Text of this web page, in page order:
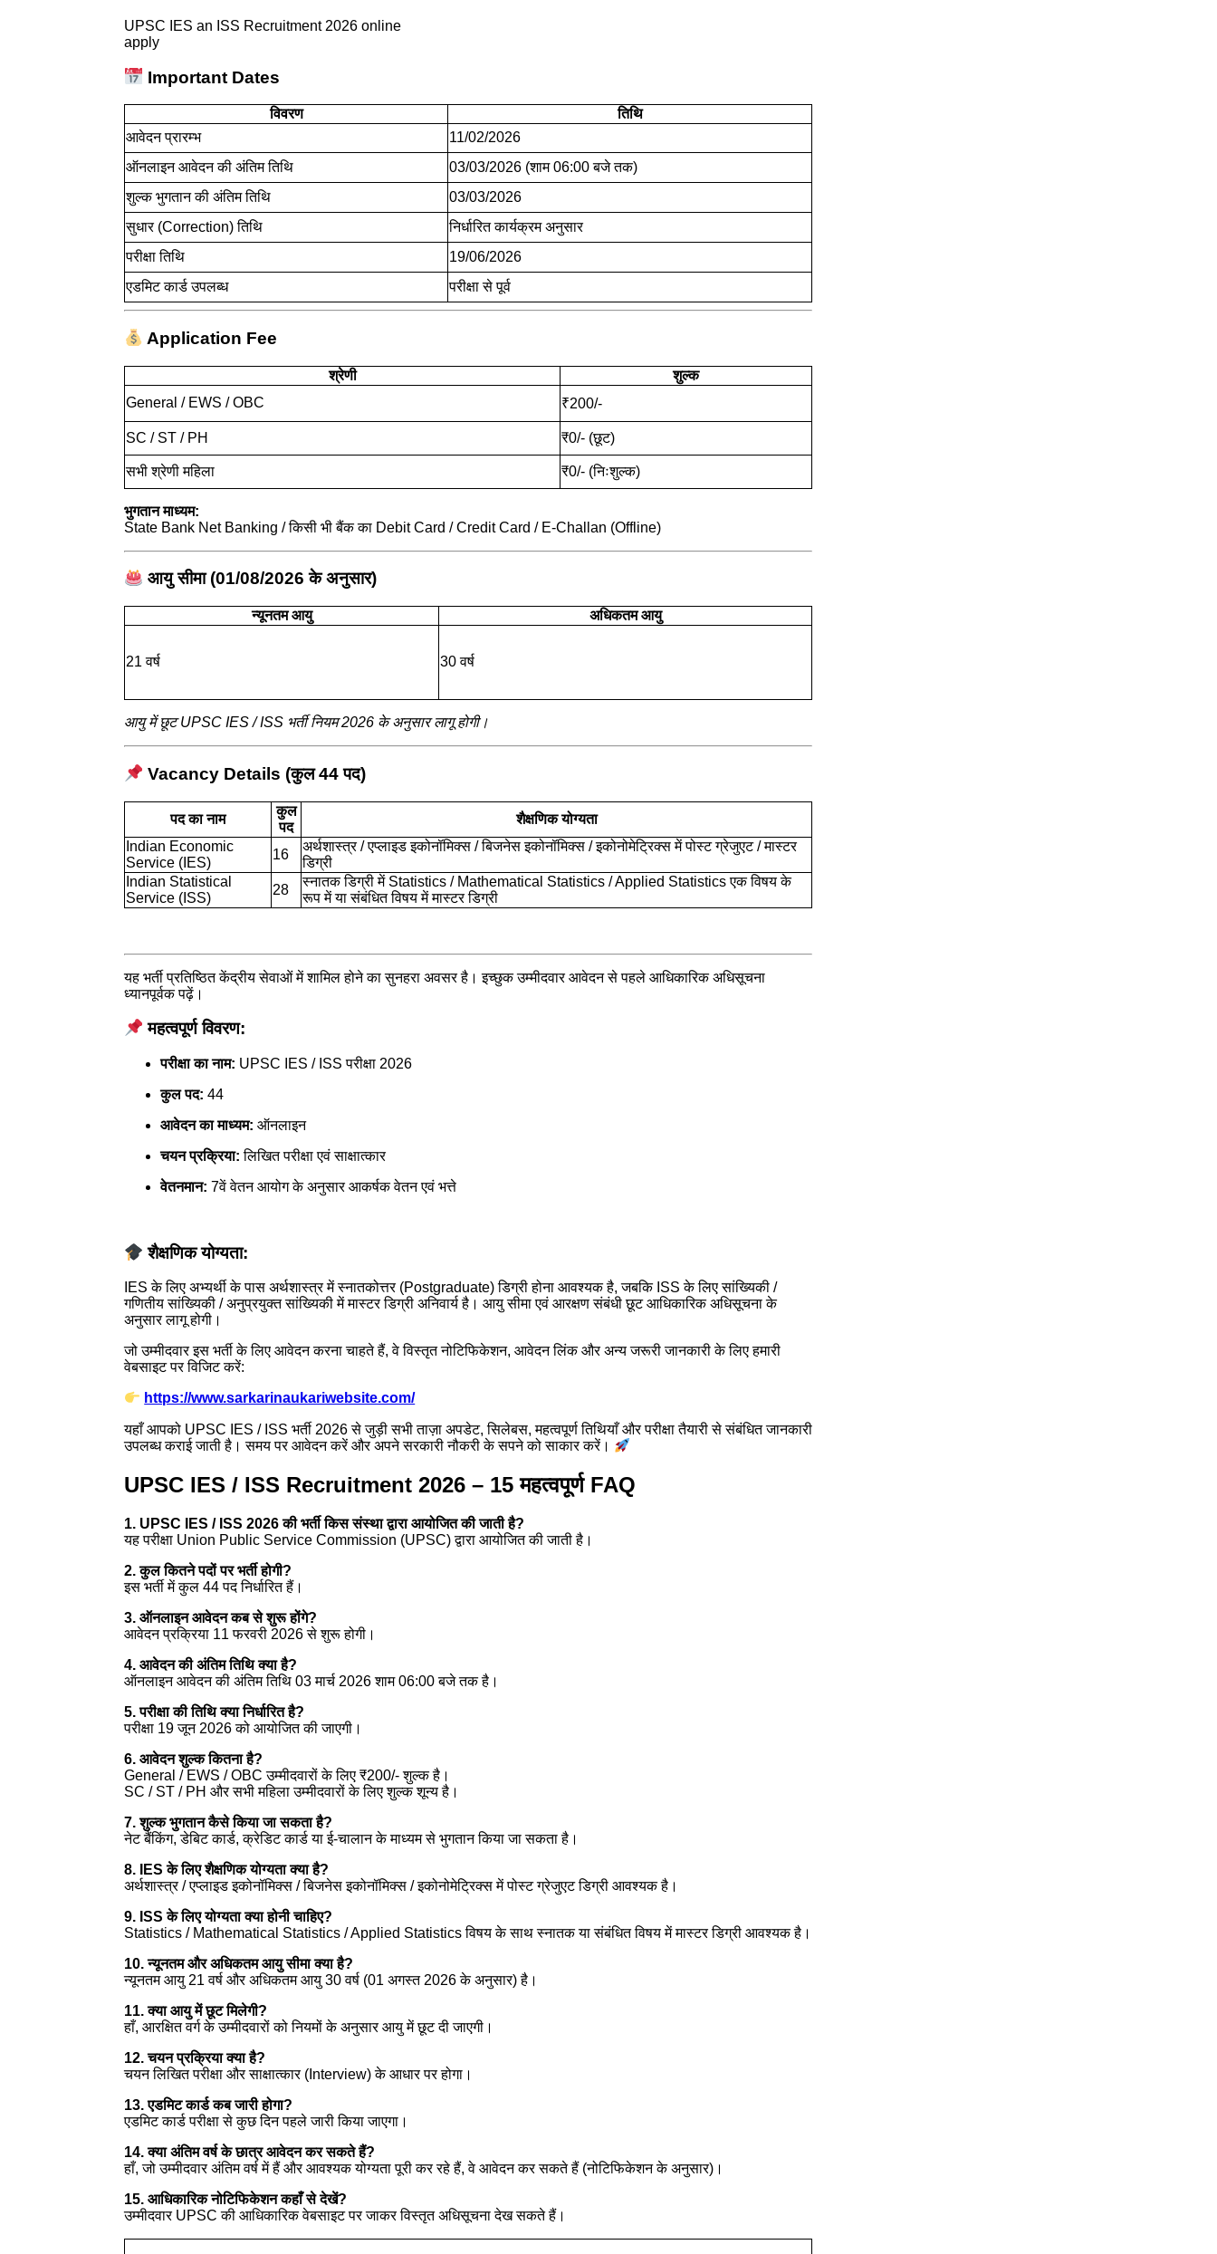
UPSC IES an ISS Recruitment 2026 online
apply
Important Dates
विवरण
तिथि
आवेदन प्रारम्भ
11/02/2026
ऑनलाइन आवेदन की अंतिम तिथि
03/03/2026 (शाम 06:00 बजे तक)
शुल्क भुगतान की अंतिम तिथि
03/03/2026
सुधार (Correction) तिथि
निर्धारित कार्यक्रम अनुसार
परीक्षा तिथि
19/06/2026
एडमिट कार्ड उपलब्ध
परीक्षा से पूर्व
Application Fee
श्रेणी
शुल्क
General / EWS / OBC
₹200/-
SC / ST / PH ₹0/- (छूट)
सभी श्रेणी महिला ₹0/- (निःशुल्क)
भुगतान माध्यम:
State Bank Net Banking / किसी भी बैंक का Debit Card / Credit Card / E-Challan (Offline)
आयु सीमा (01/08/2026 के अनुसार)
न्यूनतम आयु अधिकतम आयु
21 वर्ष 30 वर्ष
आयु में छूट UPSC IES / ISS भर्ती नियम 2026 के अनुसार लागू होगी।
Vacancy Details (कुल 44 पद)
पद का नाम
कुल
पद
शैक्षणिक योग्यता
Indian Economic
Service (IES)
16
अर्थशास्त्र / एप्लाइड इकोनॉमिक्स / बिजनेस इकोनॉमिक्स / इकोनोमेट्रिक्स में पोस्ट ग्रेजुएट / मास्टर
डिग्री
Indian Statistical
Service (ISS)
28
स्नातक डिग्री में Statistics / Mathematical Statistics / Applied Statistics एक विषय के
रूप में या संबंधित विषय में मास्टर डिग्री
यह भर्ती प्रतिष्ठित केंद्रीय सेवाओं में शामिल होने का सुनहरा अवसर है। इच्छुक उम्मीदवार आवेदन से पहले आधिकारिक अधिसूचना
ध्यानपूर्वक पढ़ें।
महत्वपूर्ण विवरण:
परीक्षा का नाम: UPSC IES / ISS परीक्षा 2026
कुल पद: 44
आवेदन का माध्यम: ऑनलाइन
चयन प्रक्रिया: लिखित परीक्षा एवं साक्षात्कार
वेतनमान: 7वें वेतन आयोग के अनुसार आकर्षक वेतन एवं भत्ते
शैक्षणिक योग्यता:
IES के लिए अभ्यर्थी के पास अर्थशास्त्र में स्नातकोत्तर (Postgraduate) डिग्री होना आवश्यक है, जबकि ISS के लिए सांख्यिकी /
गणितीय सांख्यिकी / अनुप्रयुक्त सांख्यिकी में मास्टर डिग्री अनिवार्य है। आयु सीमा एवं आरक्षण संबंधी छूट आधिकारिक अधिसूचना के
अनुसार लागू होगी।
जो उम्मीदवार इस भर्ती के लिए आवेदन करना चाहते हैं, वे विस्तृत नोटिफिकेशन, आवेदन लिंक और अन्य जरूरी जानकारी के लिए हमारी
वेबसाइट पर विजिट करें:
https://www.sarkarinaukariwebsite.com/
यहाँ आपको UPSC IES / ISS भर्ती 2026 से जुड़ी सभी ताज़ा अपडेट, सिलेबस, महत्वपूर्ण तिथियाँ और परीक्षा तैयारी से संबंधित जानकारी
उपलब्ध कराई जाती है। समय पर आवेदन करें और अपने सरकारी नौकरी के सपने को साकार करें।
UPSC IES / ISS Recruitment 2026 – 15 महत्वपूर्ण FAQ
1. UPSC IES / ISS 2026 की भर्ती किस संस्था द्वारा आयोजित की जाती है?
यह परीक्षा Union Public Service Commission (UPSC) द्वारा आयोजित की जाती है।
2. कुल कितने पदों पर भर्ती होगी?
इस भर्ती में कुल 44 पद निर्धारित हैं।
3. ऑनलाइन आवेदन कब से शुरू होंगे?
आवेदन प्रक्रिया 11 फरवरी 2026 से शुरू होगी।
4. आवेदन की अंतिम तिथि क्या है?
ऑनलाइन आवेदन की अंतिम तिथि 03 मार्च 2026 शाम 06:00 बजे तक है।
5. परीक्षा की तिथि क्या निर्धारित है?
परीक्षा 19 जून 2026 को आयोजित की जाएगी।
6. आवेदन शुल्क कितना है?
General / EWS / OBC उम्मीदवारों के लिए ₹200/- शुल्क है।
SC / ST / PH और सभी महिला उम्मीदवारों के लिए शुल्क शून्य है।
7. शुल्क भुगतान कैसे किया जा सकता है?
नेट बैंकिंग, डेबिट कार्ड, क्रेडिट कार्ड या ई-चालान के माध्यम से भुगतान किया जा सकता है।
8. IES के लिए शैक्षणिक योग्यता क्या है?
अर्थशास्त्र / एप्लाइड इकोनॉमिक्स / बिजनेस इकोनॉमिक्स / इकोनोमेट्रिक्स में पोस्ट ग्रेजुएट डिग्री आवश्यक है।
9. ISS के लिए योग्यता क्या होनी चाहिए?
Statistics / Mathematical Statistics / Applied Statistics विषय के साथ स्नातक या संबंधित विषय में मास्टर डिग्री आवश्यक है।
10. न्यूनतम और अधिकतम आयु सीमा क्या है?
न्यूनतम आयु 21 वर्ष और अधिकतम आयु 30 वर्ष (01 अगस्त 2026 के अनुसार) है।
11. क्या आयु में छूट मिलेगी?
हाँ, आरक्षित वर्ग के उम्मीदवारों को नियमों के अनुसार आयु में छूट दी जाएगी।
12. चयन प्रक्रिया क्या है?
चयन लिखित परीक्षा और साक्षात्कार (Interview) के आधार पर होगा।
13. एडमिट कार्ड कब जारी होगा?
एडमिट कार्ड परीक्षा से कुछ दिन पहले जारी किया जाएगा।
14. क्या अंतिम वर्ष के छात्र आवेदन कर सकते हैं?
हाँ, जो उम्मीदवार अंतिम वर्ष में हैं और आवश्यक योग्यता पूरी कर रहे हैं, वे आवेदन कर सकते हैं (नोटिफिकेशन के अनुसार)।
15. आधिकारिक नोटिफिकेशन कहाँ से देखें?
उम्मीदवार UPSC की आधिकारिक वेबसाइट पर जाकर विस्तृत अधिसूचना देख सकते हैं।